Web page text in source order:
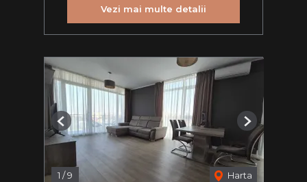
Vezi mai multe detalii
1 /9 Harta
Previous Next